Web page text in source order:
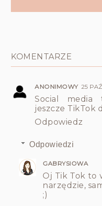
KOMENTARZE
ANONIMOWY 25
Social media
jeszcze TikTok
Odpowiedz
Odpowiedzi
GABRYSIOWA
Oj Tik Tok to
narzędzie,
;)